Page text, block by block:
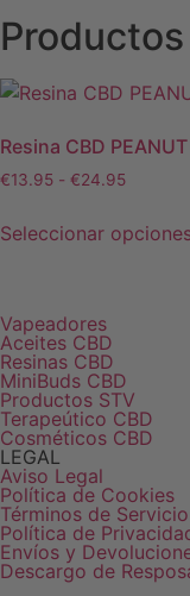
Resina CBD
€13.95 - €24.95
Seleccionar
Vapeadores
Aceites CBD
Resinas CBD
MiniBuds CBD
Productos STV
Terapeútico CBD
Cosméticos CBD
LEGAL
Aviso Legal
Política de Cookies
Términos de Servicio
Política de
Envíos y
Descargo de